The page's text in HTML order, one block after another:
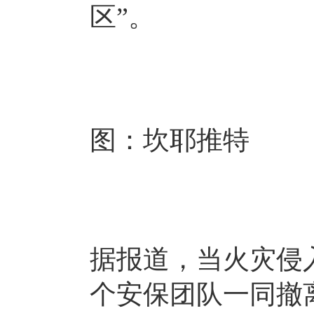
区”。
图：坎耶推特
据报道，当火灾侵
个安保团队一同撤